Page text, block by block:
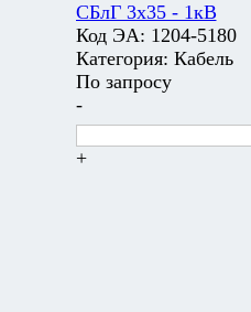
СБлГ 3х35 - 1кВ
Код ЭА: 1204-5180
Категория: Кабель
По запросу
-
+